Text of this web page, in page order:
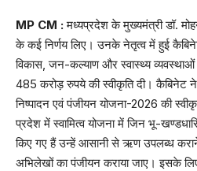
MP CM :मध्यप्रदेश के मुख्यमंत्री डॉ.
के कई निर्णय लिए। उनके नेतृत्व में हुई
विकास, जन-कल्याण और स्वास्थ्य
485 करोड़ रुपये की स्वीकृति दी। कैबिनेट
निष्पादन एवं पंजीयन योजना-2026 की
प्रदेश में स्वामित्व योजना में जिन भू-
किए गए हैं उन्हें आसानी से ऋण उपलब्ध
अभिलेखों का पंजीयन कराया जाए। इसके